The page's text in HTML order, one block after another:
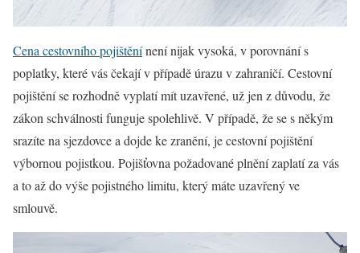
Cena cestovního pojištěnínení nijak vysoká, v porovnání s
poplatky, které vás čekají v případě úrazu v zahraničí. Cestovní
pojištění se rozhodně vyplatí mít uzavřené, už jen z důvodu, že
zákon schválnosti funguje spolehlivě. V případě, že se s někým
srazíte na sjezdovce a dojde ke zranění, je cestovní pojištění
výbornou pojistkou. Pojišťovna požadované plnění zaplatí za vás
a to až do výše pojistného limitu, který máte uzavřený ve
smlouvě.